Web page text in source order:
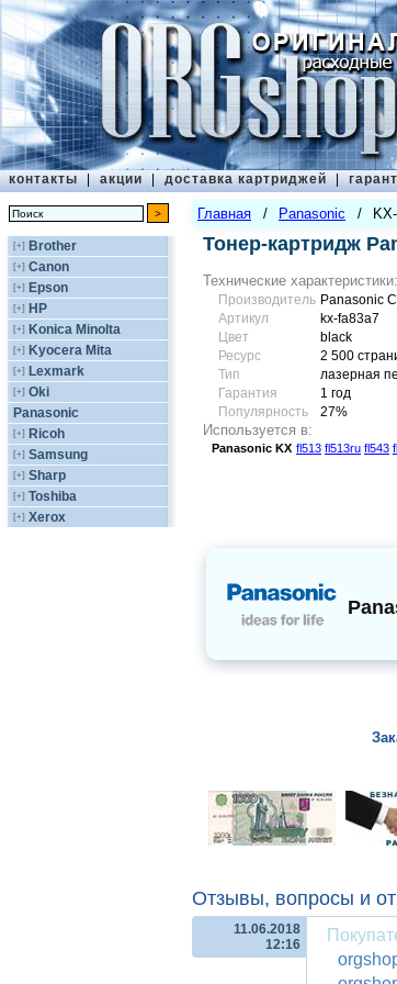
контакты | акции | доставка картриджей |
[+] Brother
[+] Canon
[+] Epson
[+] HP
[+] Konica Minolta
[+] Kyocera Mita
[+] Lexmark
[+] Oki
Panasonic
[+] Ricoh
[+] Samsung
[+] Sharp
[+] Toshiba
[+] Xerox
Главная / Panasonic /
Тонер-картридж
Технические характеристики:
Производитель Panasonic
Артикул
kx-fa83a7
Цвет
black
Ресурс
2 500
Тип
лазерная
Гарантия
1 год
Популярность
27%
Используется в:
Panasonic KX fl513 fl513ru fl543
Отзывы, вопросы и
11.06.2018
12:16